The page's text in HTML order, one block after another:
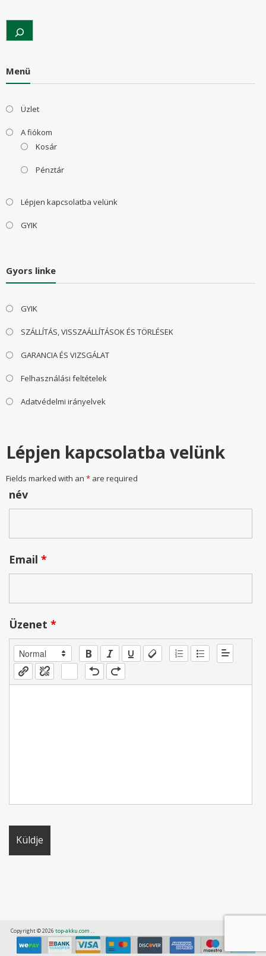
Search
Menü
Üzlet
A fiókom
Kosár
Pénztár
Lépjen kapcsolatba velünk
GYIK
Gyors linke
GYIK
SZÁLLÍTÁS, VISSZAÁLLÍTÁSOK ÉS TÖRLÉSEK
GARANCIA ÉS VIZSGÁLAT
Felhasználási feltételek
Adatvédelmi irányelvek
Lépjen kapcsolatba velünk
Fields marked with an *are required
név
Email *
Üzenet *
Copyright © 2026 top-akku.com ..